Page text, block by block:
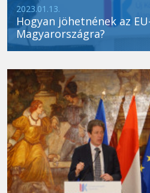
2023.01.13.
Hogyan jöhetnének az
Magyarországra?